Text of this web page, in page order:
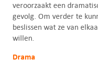
veroorzaakt een
gevolg. Om verder te
beslissen wat ze van
willen.
Drama